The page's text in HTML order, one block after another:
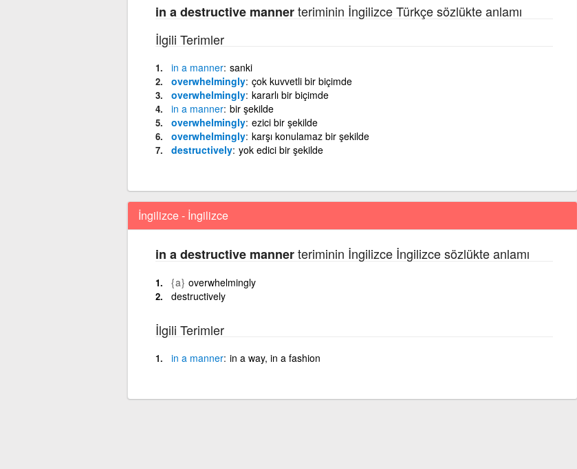
in a destructive mannerteriminin İngilizce Türkçe sözlükte anlamı
İlgili Terimler
in a manner sanki
overwhelmingly çok kuvvetli bir biçimde
overwhelmingly kararlı bir biçimde
in a manner bir şekilde
overwhelmingly ezici bir şekilde
overwhelmingly karşı konulamaz bir şekilde
destructively yok edici bir şekilde
İngilizce - İngilizce
in a destructive mannerteriminin İngilizce İngilizce sözlükte anlamı
{a} overwhelmingly
destructively
İlgili Terimler
in a manner in a way, in a fashion